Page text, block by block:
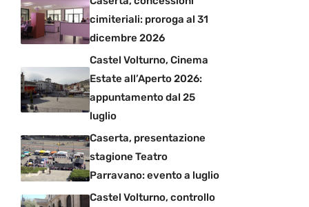
cimiteriali: proroga al 31
dicembre 2026
Castel Volturno, Cinema
Estate all’Aperto 2026:
appuntamento dal 25
luglio
Caserta, presentazione
stagione Teatro
Parravano: evento a luglio
Castel Volturno, controllo